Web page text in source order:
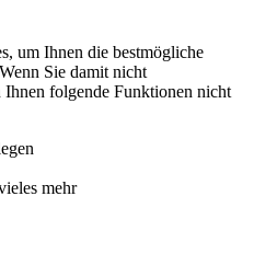
um Ihnen die bestmögliche
Sie damit nicht
Ihnen folgende Funktionen nicht
mehr